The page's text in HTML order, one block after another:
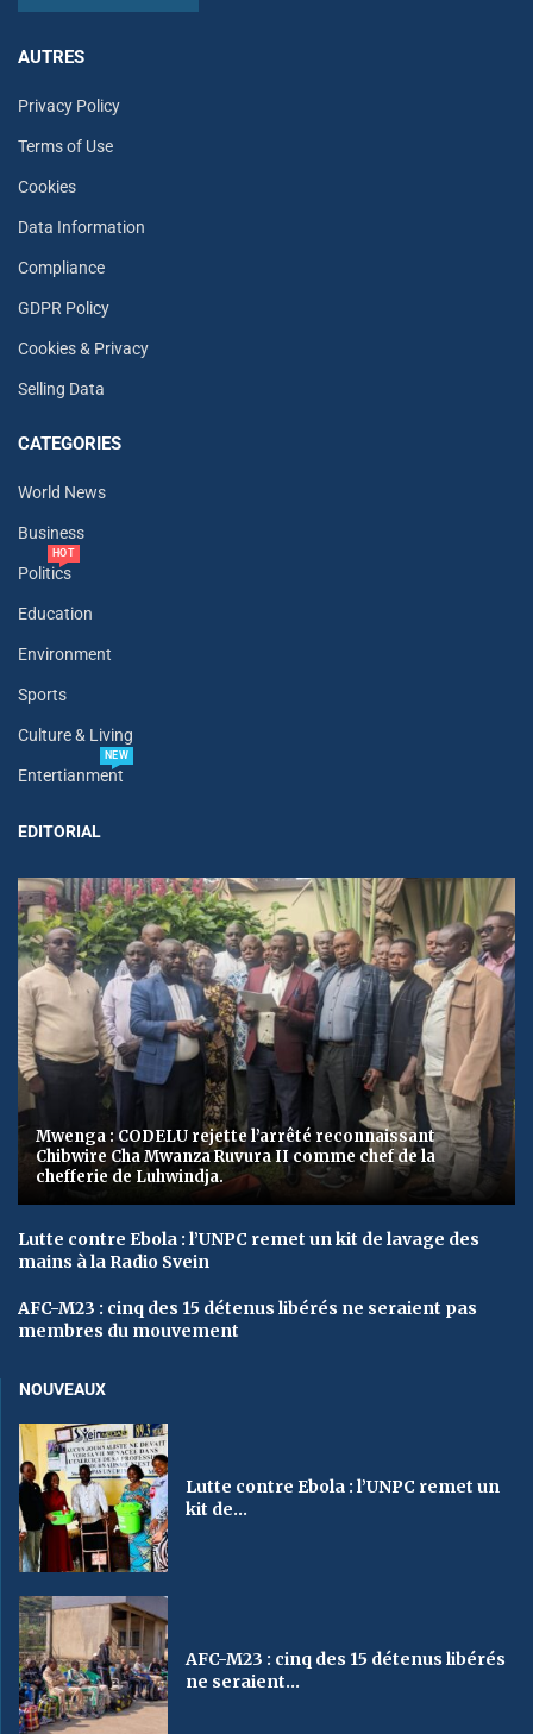
AUTRES
Privacy Policy
Terms of Use
Cookies
Data Information
Compliance
GDPR Policy
Cookies & Privacy
Selling Data
CATEGORIES
World News
Business
Politics
HOT
Education
Environment
Sports
Culture & Living
Entertianment
NEW
EDITORIAL
Mwenga : CODELU rejette l’arrêté reconnaissant
Chibwire Cha Mwanza Ruvura II comme chef de la
chefferie de Luhwindja.
Lutte contre Ebola : l’UNPC remet un kit de lavage des
mains à la Radio Svein
AFC-M23 : cinq des 15 détenus libérés ne seraient pas
membres du mouvement
NOUVEAUX
Lutte contre Ebola : l’UNPC remet un
kit de...
AFC-M23 : cinq des 15 détenus libérés
ne seraient...